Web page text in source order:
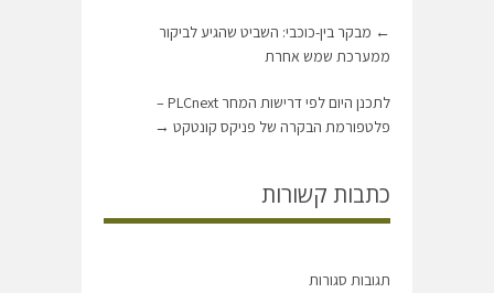
← מבקר בין-כוכבי: השביט שהגיע לביקור
ממערכת שמש אחרת
לתכנן היום לפי דרישות המחר PLCnext –
פלטפורמת הבקרה של פניקס קונטקט →
כתבות קשורות
תגובות סגורות